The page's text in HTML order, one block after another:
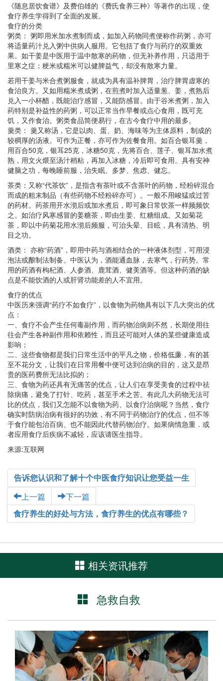
《随息居饮食谱》及费伯雄的《费氏食养三种》等著作的出现，使
食疗养生学得到了全面的发展。
食疗的分类
粥类： 粥即用米加水煮制而成，如加入药物同煮便称作药粥，亦可
将适量药汁兑入粥中供病人服用。它包括了食疗与药疗的双重效
果。如干姜是中医用于温中散寒的药物，但无补养作用，只适用于
里寒之症；粳米或糯米可以健脾益气，却没有散寒力量。
若用干姜与米合煮粥服食，就成为具有温补脾胃，治疗脾胃虚寒的
食治良方。又如用糯米煮成粥，在煎煮时加入适量葱、姜，煮熟后
兑入一小杯醋，既能治疗感冒，又能防感冒。由于谷米煮粥，加入
药特别是补益性的药粥，可以正常当作早餐或点心食用，既可充
饥，又作食治。粥类食品简便易行，在古今食疗中用的最多。
羹类： 羹又称汤，它是以肉、蛋、奶、海味等为主体原料，制成的
较稠厚的汤液。可作为正餐，亦可作为佐餐食用。如百合银耳羹，
用百合50克，银耳25克，冰糖50克，先将百合、莲子、银耳加水煮
熟，用文火煨至汤汁稍粘，再加入冰糖，冷后即可食用。具有安神
健脑之功，每晚睡前服，治失眠、多梦、焦虑、健忘。
茶类：又称“代茶饮”，是指含有茶叶或不含茶叶的药物，经粉碎混合
而成的粗末制品（有些药物不经粉碎亦可）。一般不用峻猛或过苦
的药材。药茶用开水沏后或加水煮后，即可象日常饮茶一样频频饮
之。如治疗风寒感冒的姜糖茶，即由生姜、红糖组成。又如菊花
茶，即以中药菊花用水沏后频服，可治头晕、目眩，具有清热、明
目之功。
酒类： 亦称“药酒”，即用中药与酒相结合的一种液体剂型，可用浸
泡法或酿制法制备。中医认为，酒能通血脉，去寒气，行药势。常
用的药酒有枸杞酒、人参酒、鹿茸酒、健美酒等。但这种药酒的缺
点是不能饮酒的人或肝肾功能差的人不宜用。
食疗的优点
中医历来强调“药疗不如食疗”，以食物为药物具有以下几大突出的优
点：
一、食疗不会产生任何毒副作用，而药物治病则不然，长期使用往
往会产生各种副作用和依赖性，而且还可能对人体的某些健康造成
影响；
二、这些食物都是我们日常生活中的平凡之物，价格低廉，有的甚
至不花分文，让我们在日常用餐中便可达到治病的目的，这又是昂
贵的医药费所无法比拟的；
三、食物为药还具有无痛苦的优点，让人们在享受美食的过程中祛
除病痛，避免了打针、吃药，甚至手术之苦。有此几大药物无法可
比的优点，我们又怎能不以食物为药、以食疗治病呢？当然，食疗
确实时防病治病有很好的功效，有不同于药物治疗的优点，但不等
于食疗能包治百病、也不能因此代替药物治疗。如果病情急重．或
者应用食疗后疾病不减轻，应该请医生指导。
来源:互联网
告诉您认识和了解十个中医食疗知识让您受益一生
上一篇 下一篇
食疗养生的好处与方法，食疗养生的优点有哪些？
相关资讯推荐
急救自救